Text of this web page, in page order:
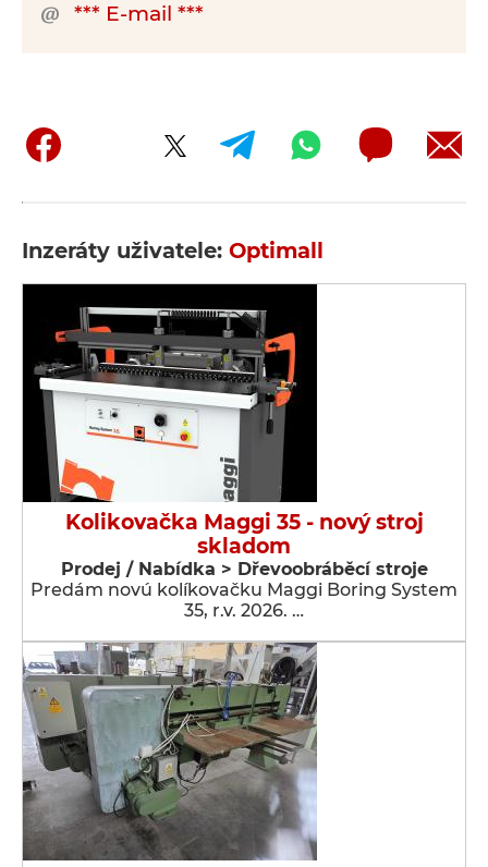
*** E-mail ***
Inzeráty uživatele: Optimall
Kolikovačka Maggi 35 - nový stroj
skladom
Prodej / Nabídka > Dřevoobráběcí stroje
Predám novú kolíkovačku Maggi Boring System
35, r.v. 2026. …